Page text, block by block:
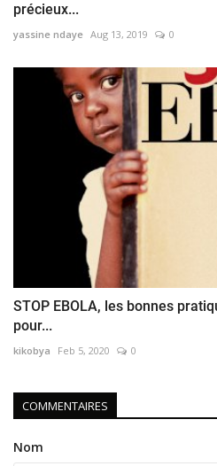
précieux...
yassine ndaye Aug 13, 2019 0
STOP EBOLA, les bonnes
pour...
kikobya Feb 5, 2020 0
COMMENTAIRES
Nom